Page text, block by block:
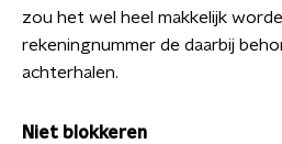
zou het wel heel makkelijk
rekeningnummer de daarbij
achterhalen.
Niet blokkeren